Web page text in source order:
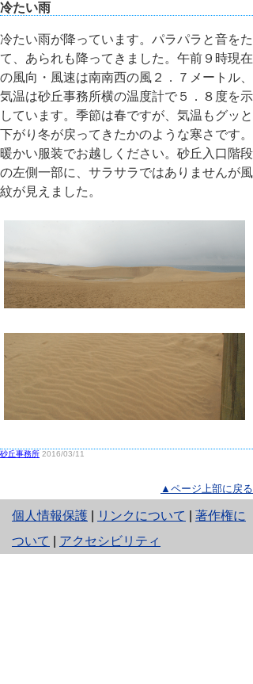
冷たい雨
冷たい雨が降っています。パラパラと音をた
て、あられも降ってきました。午前９時現在
の風向・風速は南南西の風２．７メートル、
気温は砂丘事務所横の温度計で５．８度を示
しています。季節は春ですが、気温もグッと
下がり冬が戻ってきたかのような寒さです。
暖かい服装でお越しください。砂丘入口階段
の左側一部に、サラサラではありませんが風
紋が見えました。
砂丘事務所 2016/03/11
▲ページ上部に戻る
個人情報保護
と
り
リンクについて
著作権に
ついて
アクセシビリティ